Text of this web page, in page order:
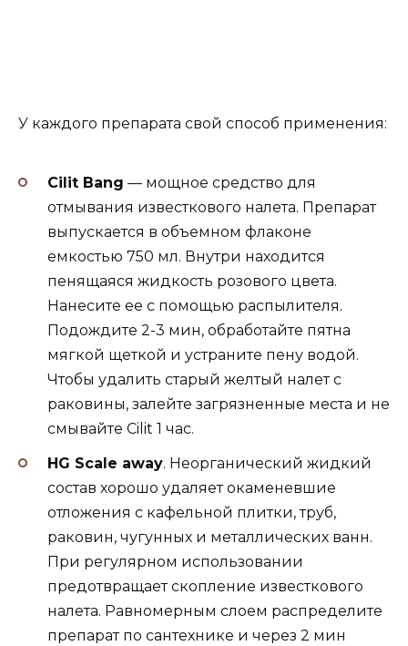
У каждого препарата свой способ применения:
Cilit Bang — мощное средство для
отмывания известкового налета. Препарат
выпускается в объемном флаконе
емкостью 750 мл. Внутри находится
пенящаяся жидкость розового цвета.
Нанесите ее с помощью распылителя.
Подождите 2-3 мин, обработайте пятна
мягкой щеткой и устраните пену водой.
Чтобы удалить старый желтый налет с
раковины, залейте загрязненные места и не
смывайте Cilit 1 час.
HG Scale away. Неорганический жидкий
состав хорошо удаляет окаменевшие
отложения с кафельной плитки, труб,
раковин, чугунных и металлических ванн.
При регулярном использовании
предотвращает скопление известкового
налета. Равномерным слоем распределите
препарат по сантехнике и через 2 мин